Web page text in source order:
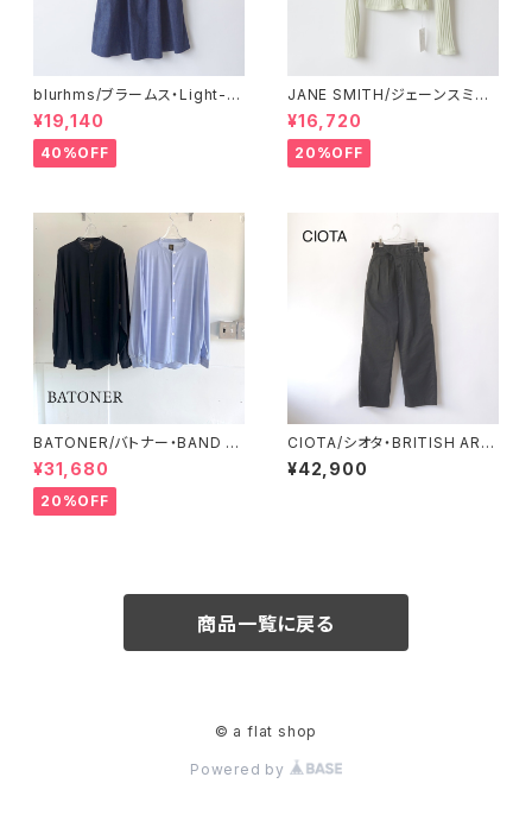
blurhms/ブラームス・Light-o
z Denim Gather Skirt
¥19,140
40%OFF
JANE SMITH/ジェーンスミス・
Cotton eyelet rib cardigan
¥16,720
20%OFF
BATONER/バトナー・BAND C
OLLAR MERIYASU SHIRT
¥31,680
20%OFF
CIOTA/シオタ・BRITISH ARM
Y Gurkha Pants
¥42,900
商品一覧に戻る
© a flat shop
Powered by